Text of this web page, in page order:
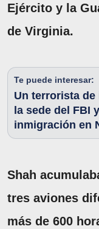
Ejército y la
de Virginia.
Te puede interesar:
Un terrorista
la sede del FBI
inmigración en
Shah
tres aviones
más de 600